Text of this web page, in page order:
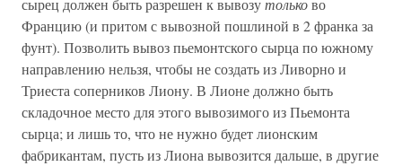
сырец должен быть разрешен к вывозутольково
Францию (и притом с вывозной пошлиной в 2 франка за
фунт). Позволить вывоз пьемонтского сырца по южному
направлению нельзя, чтобы не создать из Ливорно и
Триеста соперников Лиону. В Лионе должно быть
складочное место для этого вывозимого из Пьемонта
сырца; и лишь то, что не нужно будет лионским
фабрикантам, пусть из Лиона вывозится дальше, в другие